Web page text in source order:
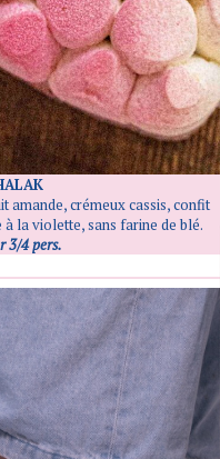
amande, crémeux cassis, confit
la violette, sans farine de blé.
3/4 pers.